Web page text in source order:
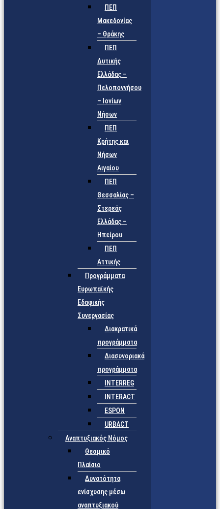
ΠΕΠ
Μακεδονίας
– Θράκης
ΠΕΠ
Δυτικής
Ελλάδας –
Πελοποννήσου
– Ιονίων
Νήσων
ΠΕΠ
Κρήτης και
Νήσων
Αιγαίου
ΠΕΠ
Θεσσαλίας –
Στερεάς
Ελλάδας –
Ηπείρου
ΠΕΠ
Αττικής
Προγράμματα
Ευρωπαϊκής
Εδαφικής
Συνεργασίας
Διακρατικά
προγράμματα
Διασυνοριακά
προγράμματα
INTERREG
INTERACT
ESPON
URBACT
Αναπτυξιακός Νόμος
Θεσμικό
Πλαίσιο
Δυνατότητα
ενίσχυσης μέσω
αναπτυξιακού